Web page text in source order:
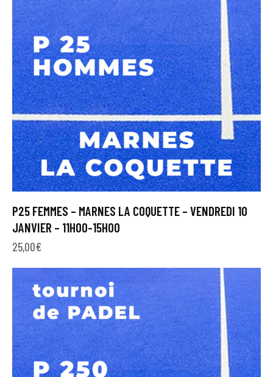
P25 FEMMES – MARNES LA COQUETTE – VENDREDI 10
JANVIER – 11H00-15H00
25,00€